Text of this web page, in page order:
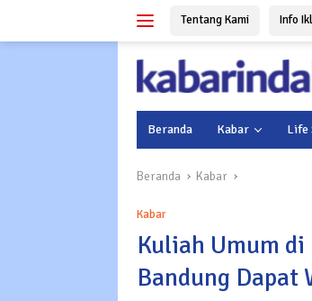
Tentang Kami Info
Beranda Kabar Life
Beranda Kabar
Kabar
Kuliah Umum di
Bandung Dapat